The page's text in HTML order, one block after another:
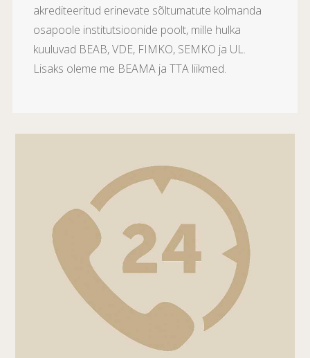
akrediteeritud erinevate sõltumatute kolmanda
osapoole institutsioonide poolt, mille hulka
kuuluvad BEAB, VDE, FIMKO, SEMKO ja UL.
Lisaks oleme me BEAMA ja TTA liikmed.